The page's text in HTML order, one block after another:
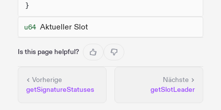
}
u64 Aktueller Slot
Is this page helpful?
Vorherige
getSignatureStatuses
Nächste
getSlotLeader